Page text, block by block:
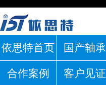
依思特首页 国产轴承
合作案例 客户见证